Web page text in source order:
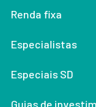
Renda fixa
Especialistas
Especiais SD
Guias de